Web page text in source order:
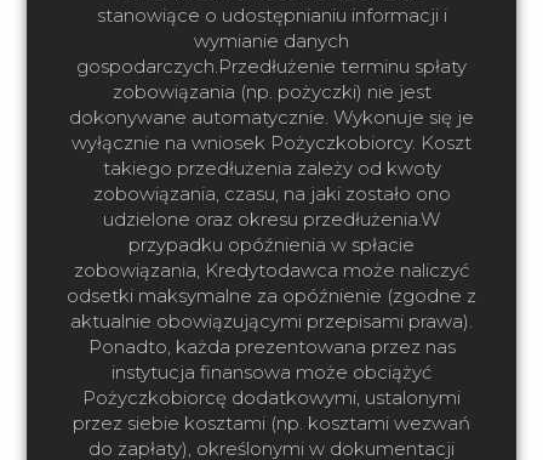
stanowiące o udostępnianiu informacji i
wymianie danych
gospodarczych.Przedłużenie terminu spłaty
zobowiązania (np. pożyczki) nie jest
dokonywane automatycznie. Wykonuje się je
wyłącznie na wniosek Pożyczkobiorcy. Koszt
takiego przedłużenia zależy od kwoty
zobowiązania, czasu, na jaki zostało ono
udzielone oraz okresu przedłużenia.W
przypadku opóźnienia w spłacie
zobowiązania, Kredytodawca może naliczyć
odsetki maksymalne za opóźnienie (zgodne z
aktualnie obowiązującymi przepisami prawa).
Ponadto, każda prezentowana przez nas
instytucja finansowa może obciążyć
Pożyczkobiorcę dodatkowymi, ustalonymi
przez siebie kosztami (np. kosztami wezwań
do zapłaty), określonymi w dokumentacji